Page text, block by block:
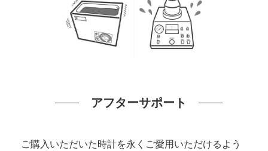
アフターサポート
ご購入いただいた時計を永くご愛用いただけるよう